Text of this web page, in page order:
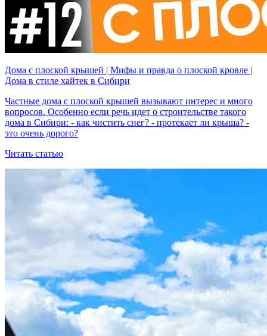
Дома с плоской крышей | Мифы и правда о плоской кровле |
Дома в стиле хайтек в Сибири
Частные дома с плоской крышей вызывают интерес и много
вопросов. Особенно если речь идет о строительстве такого
дома в Сибири: - как чистить снег? - протекает ли крыша? -
это очень дорого?
Читать статью